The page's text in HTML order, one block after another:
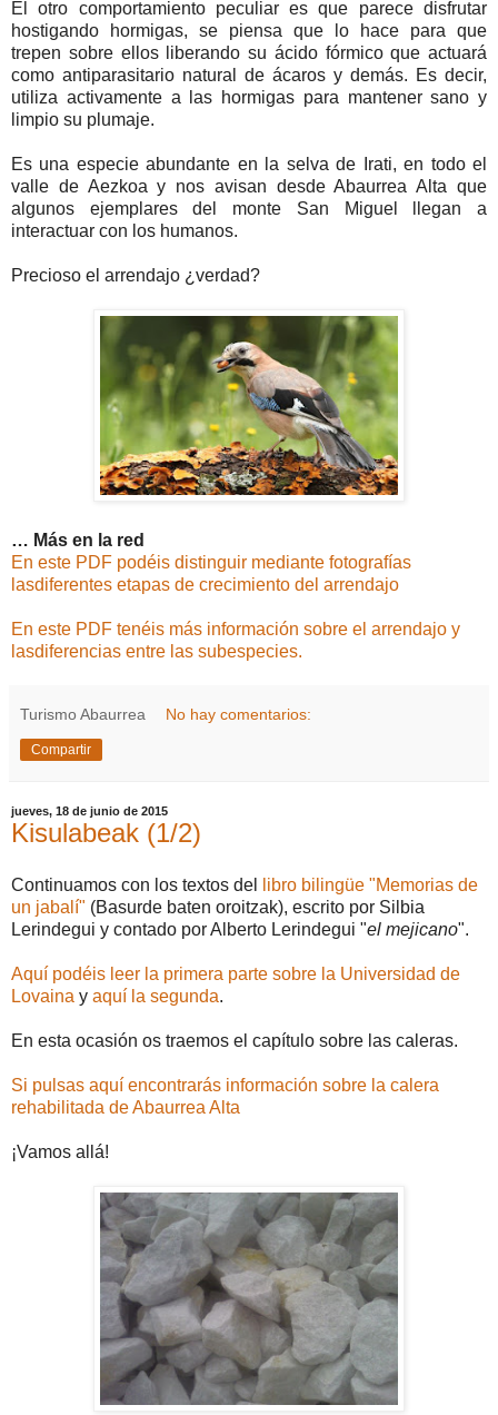
El otro comportamiento peculiar es que parece disfrutar
hostigando hormigas, se piensa que lo hace para que
trepen sobre ellos liberando su ácido fórmico que actuará
como antiparasitario natural de ácaros y demás. Es decir,
utiliza activamente a las hormigas para mantener sano y
limpio su plumaje.
Es una especie abundante en la selva de Irati, en todo el
valle de Aezkoa y nos avisan desde Abaurrea Alta que
algunos ejemplares del monte San Miguel llegan a
interactuar con los humanos.
Precioso el arrendajo ¿verdad?
… Más en la red
En este PDF podéis distinguir mediante fotografías
lasdiferentes etapas de crecimiento del arrendajo
En este PDF tenéis más información sobre el arrendajo y
lasdiferencias entre las subespecies.
Turismo Abaurrea No hay comentarios:
Compartir
jueves, 18 de junio de 2015
Kisulabeak (1/2)
Continuamos con los textos del
libro bilingüe "Memorias de
un jabalí" (Basurde baten oroitzak), escrito por Silbia
Lerindegui y contado por Alberto Lerindegui "el mejicano".
Aquí podéis leer la primera parte sobre la Universidad de
Lovaina y aquí la segunda.
En esta ocasión os traemos el capítulo sobre las caleras.
Si pulsas aquí encontrarás información sobre la calera
rehabilitada de Abaurrea Alta
¡Vamos allá!